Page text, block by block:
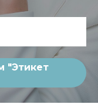
"Этикет